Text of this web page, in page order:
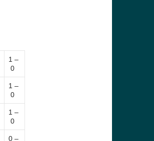
1 –
0
1 –
0
1 –
0
0 –